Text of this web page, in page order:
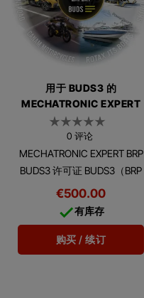
用于 BUDS3 的
MECHATRONIC EXPERT
许可证
0 评论
MECHATRONIC EXPERT BRP
BUDS3 许可证 BUDS3（BRP
实用程序和诊断软件）是一
款全面的多语言诊断软件，
可让您访问 BRP 电子模块。
€500.00
有库存
购买 / 续订